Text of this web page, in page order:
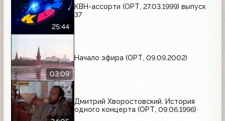
25:44
КВН-ассорти (ОРТ, 27.03.1999) выпуск
37
03:09
Начало эфира (ОРТ, 09.09.2002)
Дмитрий Хворостовский. История
одного концерта (ОРТ, 09.06.1996)